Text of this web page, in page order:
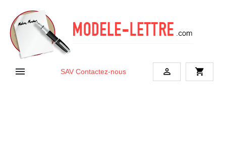
 SAV Contactez-nous  shopping_cart